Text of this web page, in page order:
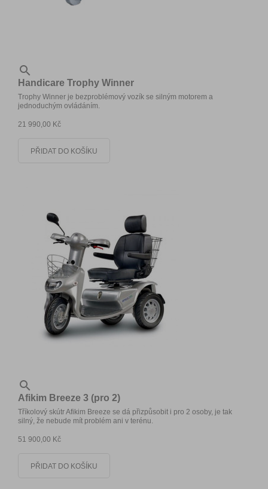

Handicare Trophy Winner
Trophy Winner je bezproblémový vozík se silným motorem a
jednoduchým ovládáním.
21 990,00 Kč
PŘIDAT DO KOŠÍKU

Afikim Breeze 3 (pro 2)
Tříkolový skútr Afikim Breeze se dá přizpůsobit i pro 2 osoby, je tak
silný, že nebude mít problém ani v terénu.
51 900,00 Kč
PŘIDAT DO KOŠÍKU